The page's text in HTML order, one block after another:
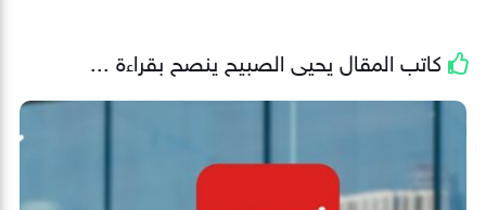
كاتب المقال يحيى الصبيح ينصح بقراءة ...